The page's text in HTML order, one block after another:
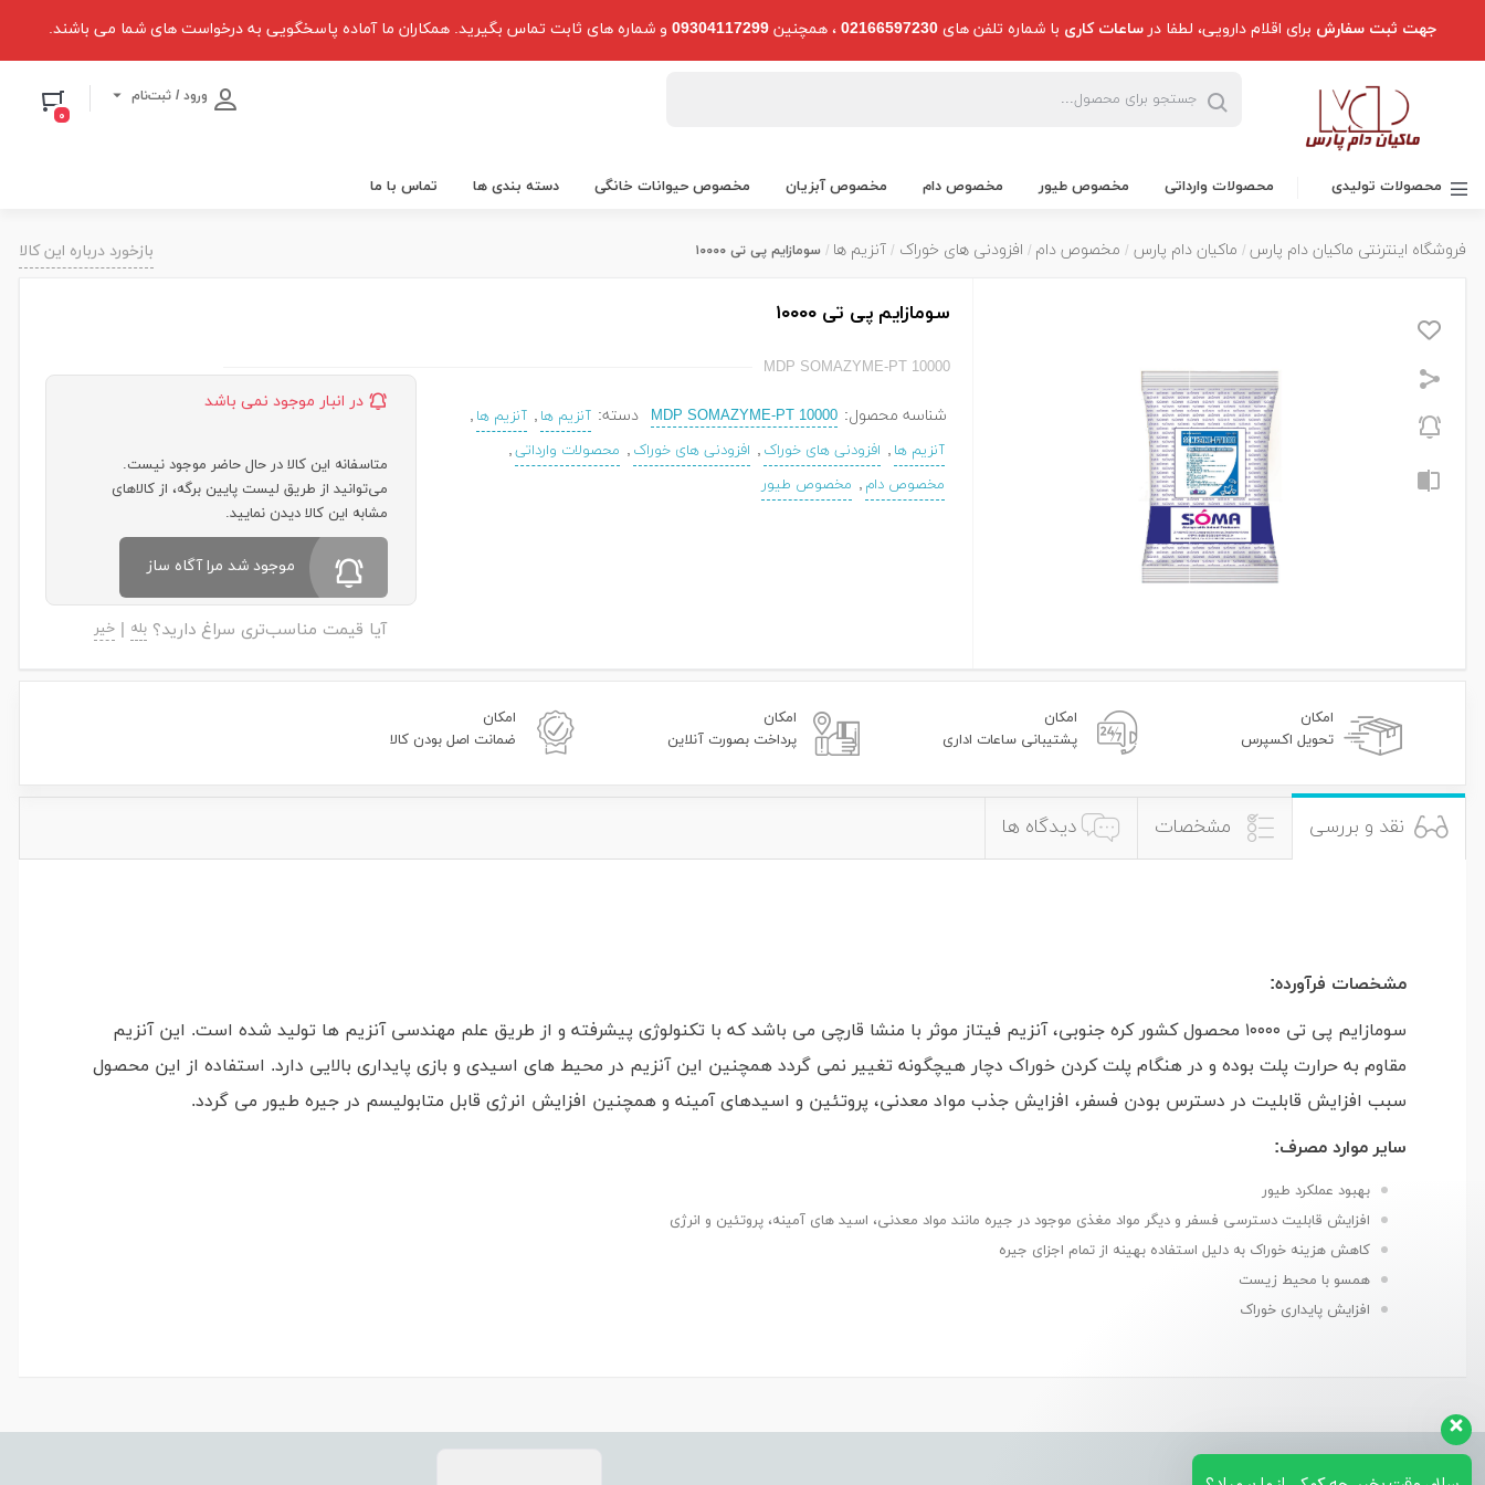
جهت ثبت سفارش برای اقلام دارویی، لطفا در ساعات کاری با شماره تلفن های 02166597230 ، همچنین 09304117299 و شماره های ثابت تماس بگیرید. همکاران ما آماده پاسخگویی به درخواست های شما می باشند.
۰
ورود / ثبت‌نام
محصولات تولیدی محصولات وارداتی مخصوص طیور مخصوص دام مخصوص آبزیان مخصوص حیوانات خانگی دسته بندی ها تماس با ما
فروشگاه اینترنتی ماکیان دام پارس ماکیان دام پارس مخصوص دام افزودنی های خوراک آنزیم ها سومازایم پی تی ۱۰۰۰۰ بازخورد درباره این کالا
سومازایم پی تی ۱۰۰۰۰
MDP SOMAZYME-PT 10000
شناسه محصول: MDP SOMAZYME-PT 10000 دسته: آنزیم ها , آنزیم ها ,
آنزیم ها , افزودنی های خوراک , افزودنی های خوراک , محصولات وارداتی,
مخصوص دام , مخصوص طیور
در انبار موجود نمی باشد
متاسفانه این کالا در حال حاضر موجود نیست.
می‌توانید از طریق لیست پایین برگه، از کالاهای
مشابه این کالا دیدن نمایید.
موجود شد مرا آگاه ساز
آیا قیمت مناسب‌تری سراغ دارید؟ بله | خیر
امکان
تحویل اکسپرس
امکان
پشتیبانی ساعات اداری
امکان
پرداخت بصورت آنلاین
امکان
ضمانت اصل بودن کالا
نقد و بررسی مشخصات دیدگاه ها
مشخصات فرآورده:
سومازایم پی تی ۱۰۰۰۰ محصول کشور کره جنوبی، آنزیم فیتاز موثر با منشا قارچی می باشد که با تکنولوژی پیشرفته و از طریق علم مهندسی آنزیم ها تولید شده است. این آنزیم
مقاوم به حرارت پلت بوده و در هنگام پلت کردن خوراک دچار هیچگونه تغییر نمی گردد همچنین این آنزیم در محیط های اسیدی و بازی پایداری بالایی دارد. استفاده از این محصول
سبب افزایش قابلیت در دسترس بودن فسفر، افزایش جذب مواد معدنی، پروتئین و اسیدهای آمینه و همچنین افزایش انرژی قابل متابولیسم در جیره طیور می گردد.
سایر موارد مصرف:
بهبود عملکرد طیور
افزایش قابلیت دسترسی فسفر و دیگر مواد مغذی موجود در جیره مانند مواد معدنی، اسید های آمینه، پروتئین و انرژی
کاهش هزینه خوراک به دلیل استفاده بهینه از تمام اجزای جیره
همسو با محیط زیست
افزایش پایداری خوراک